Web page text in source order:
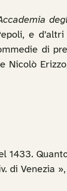
e
di
1433.
di Venezia